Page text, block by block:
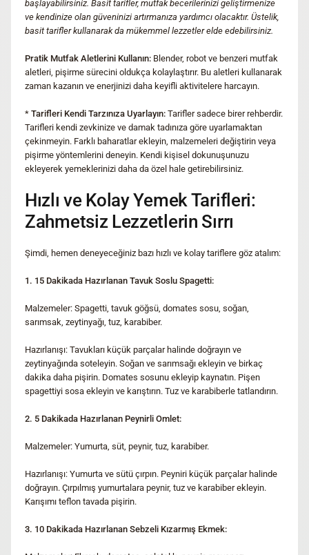
başlayabilirsiniz. Basit tarifler, mutfak becerilerinizi geliştirmenize
ve kendinize olan güveninizi artırmanıza yardımcı olacaktır. Üstelik,
basit tarifler kullanarak da mükemmel lezzetler elde edebilirsiniz.
Pratik Mutfak Aletlerini Kullanın: Blender, robot ve benzeri mutfak
aletleri, pişirme sürecini oldukça kolaylaştırır. Bu aletleri kullanarak
zaman kazanın ve enerjinizi daha keyifli aktivitelere harcayın.
* Tarifleri Kendi Tarzınıza Uyarlayın: Tarifler sadece birer rehberdir.
Tarifleri kendi zevkinize ve damak tadınıza göre uyarlamaktan
çekinmeyin. Farklı baharatlar ekleyin, malzemeleri değiştirin veya
pişirme yöntemlerini deneyin. Kendi kişisel dokunuşunuzu
ekleyerek yemeklerinizi daha da özel hale getirebilirsiniz.
Hızlı ve Kolay Yemek Tarifleri:
Zahmetsiz Lezzetlerin Sırrı
Şimdi, hemen deneyeceğiniz bazı hızlı ve kolay tariflere göz atalım:
1. 15 Dakikada Hazırlanan Tavuk Soslu Spagetti:
Malzemeler: Spagetti, tavuk göğsü, domates sosu, soğan,
sarımsak, zeytinyağı, tuz, karabiber.
Hazırlanışı: Tavukları küçük parçalar halinde doğrayın ve
zeytinyağında soteleyin. Soğan ve sarımsağı ekleyin ve birkaç
dakika daha pişirin. Domates sosunu ekleyip kaynatın. Pişen
spagettiyi sosa ekleyin ve karıştırın. Tuz ve karabiberle tatlandırın.
2. 5 Dakikada Hazırlanan Peynirli Omlet:
Malzemeler: Yumurta, süt, peynir, tuz, karabiber.
Hazırlanışı: Yumurta ve sütü çırpın. Peyniri küçük parçalar halinde
doğrayın. Çırpılmış yumurtalara peynir, tuz ve karabiber ekleyin.
Karışımı teflon tavada pişirin.
3. 10 Dakikada Hazırlanan Sebzeli Kızarmış Ekmek: